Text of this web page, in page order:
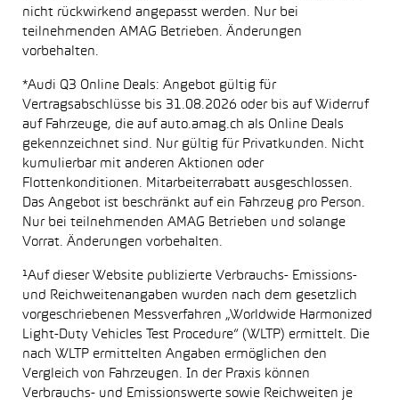
nicht rückwirkend angepasst werden. Nur bei
teilnehmenden AMAG Betrieben. Änderungen
vorbehalten.
*Audi Q3 Online Deals: Angebot gültig für
Vertragsabschlüsse bis 31.08.2026 oder bis auf Widerruf
auf Fahrzeuge, die auf auto.amag.ch als Online Deals
gekennzeichnet sind. Nur gültig für Privatkunden. Nicht
kumulierbar mit anderen Aktionen oder
Flottenkonditionen. Mitarbeiterrabatt ausgeschlossen.
Das Angebot ist beschränkt auf ein Fahrzeug pro Person.
Nur bei teilnehmenden AMAG Betrieben und solange
Vorrat. Änderungen vorbehalten.
¹Auf dieser Website publizierte Verbrauchs- Emissions-
und Reichweitenangaben wurden nach dem gesetzlich
vorgeschriebenen Messverfahren „Worldwide Harmonized
Light-Duty Vehicles Test Procedure“ (WLTP) ermittelt. Die
nach WLTP ermittelten Angaben ermöglichen den
Vergleich von Fahrzeugen. In der Praxis können
Verbrauchs- und Emissionswerte sowie Reichweiten je